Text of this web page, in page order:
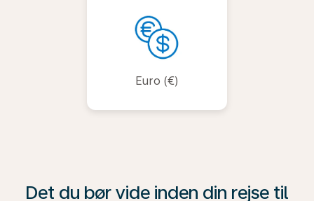
Euro (€)
Det du bør vide inden din rejse til